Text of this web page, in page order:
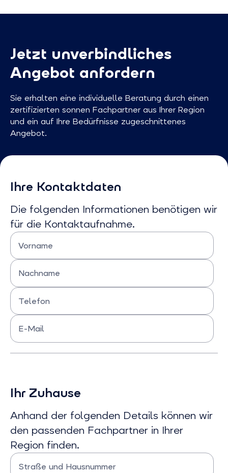
Jetzt unverbindliches
Angebot anfordern
Sie erhalten eine individuelle Beratung durch einen
zertifizierten sonnen Fachpartner aus Ihrer Region
und ein auf Ihre Bedürfnisse zugeschnittenes
Angebot.
Ihre Kontaktdaten
Die folgenden Informationen benötigen wir
für die Kontaktaufnahme.
Vorname
Bitte Vornamen eingeben
Nachname
Bitte Nachnamen eingeben
Telefon
Bitte Telefonnummer eingeben
E-Mail
Ihr Zuhause
Anhand der folgenden Details können wir
den passenden Fachpartner in Ihrer
Region finden.
Straße und Hausnummer